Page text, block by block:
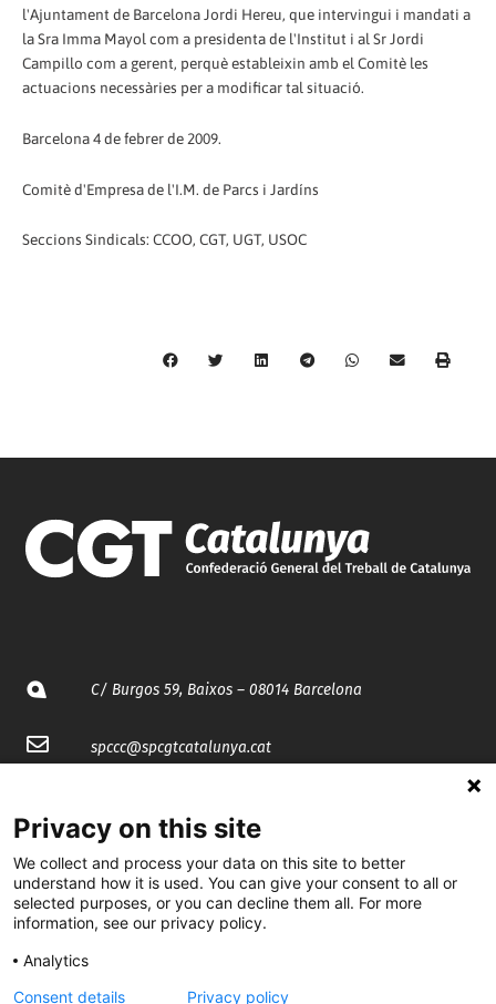
l'Ajuntament de Barcelona Jordi Hereu, que intervingui i mandati a
la Sra Imma Mayol com a presidenta de l'Institut i al Sr Jordi
Campillo com a gerent, perquè estableixin amb el Comitè les
actuacions necessàries per a modificar tal situació.
Barcelona 4 de febrer de 2009.
Comitè d'Empresa de l'I.M. de Parcs i Jardíns
Seccions Sindicals: CCOO, CGT, UGT, USOC
C/ Burgos 59, Baixos – 08014 Barcelona
spccc@spcgtcatalunya.cat
@CGTCatalunya
cgtcatalunya
cgtcatalunya
Privacy on this site
We collect and process your data on this site to better
understand how it is used. You can give your consent to all or
selected purposes, or you can decline them all. For more
information, see our privacy policy.
Analytics
Consent details
Privacy policy